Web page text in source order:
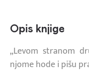
Opis knjige
„Levom stranom
njome hode i pišu